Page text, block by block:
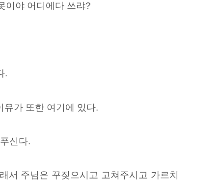
이야 어디에다 쓰랴?
.
유가 또한 여기에 있다.
신다.
서 주님은 꾸짖으시고 고쳐주시고 가르치